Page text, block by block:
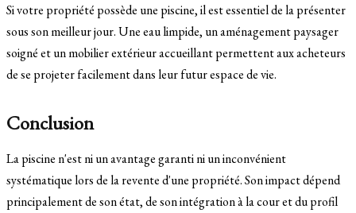
Si votre propriété possède une piscine, il est essentiel de la présenter
sous son meilleur jour. Une eau limpide, un aménagement paysager
soigné et un mobilier extérieur accueillant permettent aux acheteurs
de se projeter facilement dans leur futur espace de vie.
Conclusion
La piscine n'est ni un avantage garanti ni un inconvénient
systématique lors de la revente d'une propriété. Son impact dépend
principalement de son état, de son intégration à la cour et du profil